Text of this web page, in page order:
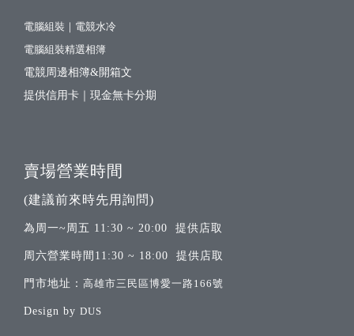
電腦組裝｜電競水冷
電腦組裝精選相簿
電競周邊相簿&開箱文
提供信用卡｜現金無卡分期
賣場營業時間
(建議前來時先用詢問)
為周一~周五 11:30 ~ 20:00 提供店取
周六營業時間11:30 ~ 18:00 提供店取
門市地址： 高雄市三民區博愛一路166號
Design by DUS